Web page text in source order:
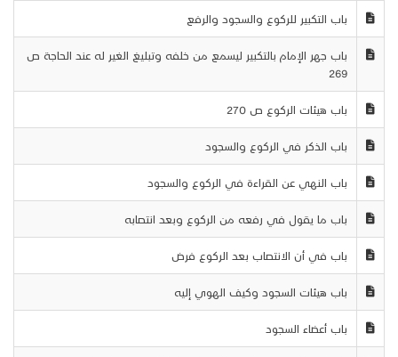
باب التكبير للركوع والسجود والرفع
باب جهر الإمام بالتكبير ليسمع من خلفه وتبليغ الغير له عند الحاجة ص
269
باب هيئات الركوع ص 270
باب الذكر في الركوع والسجود
باب النهي عن القراءة في الركوع والسجود
باب ما يقول في رفعه من الركوع وبعد انتصابه
باب في أن الانتصاب بعد الركوع فرض
باب هيئات السجود وكيف الهوي إليه
باب أعضاء السجود